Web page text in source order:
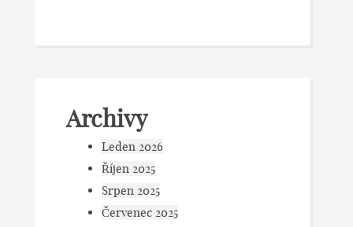
Archivy
Leden 2026
Říjen 2025
Srpen 2025
Červenec 2025